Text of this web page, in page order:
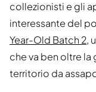
collezionisti e gli
interessante del
Year-Old Batch 2,
che va ben oltre
territorio da